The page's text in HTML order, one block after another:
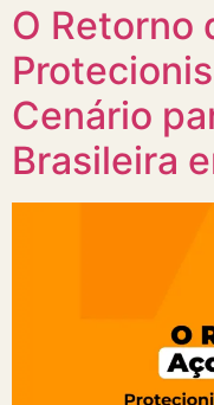
O Retorno
Cenário
Brasileira